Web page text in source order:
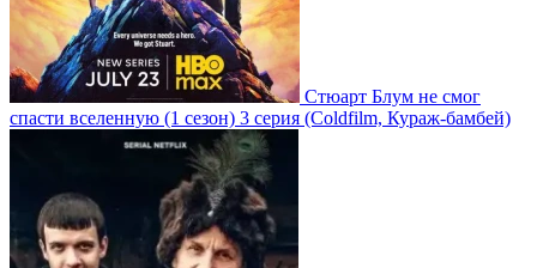
Стюарт Блум не смог
спасти вселенную (1 сезон) 3 серия (Coldfilm, Кураж-бамбей)